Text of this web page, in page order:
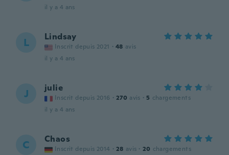
il y a 4 ans
L Lindsay
Inscrit depuis 2021 · 48 avis
il y a 4 ans
J julie
Inscrit depuis 2016 · 270 avis · 5 chargements
il y a 4 ans
C Chaos
Inscrit depuis 2014 · 28 avis · 20 chargements